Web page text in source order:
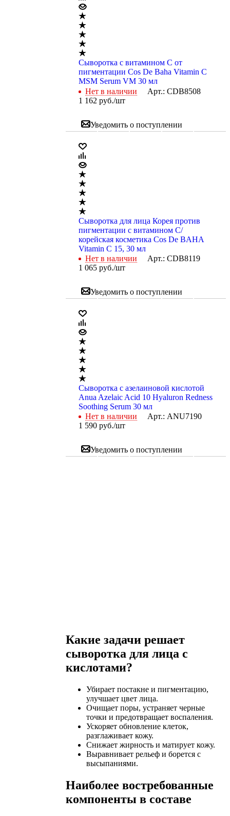
Сыворотка с витамином C от
пигментации Cos De Baha Vitamin C
MSM Serum VM 30 мл
Нет в наличии
Арт.: CDB8508
1 162 руб./шт
Уведомить о поступлении
Сыворотка для лица Корея против
пигментации с витамином С/
корейская косметика Cos De BAHA
Vitamin C 15, 30 мл
Нет в наличии
Арт.: CDB8119
1 065 руб./шт
Уведомить о поступлении
Сыворотка с азелаиновой кислотой
Anua Azelaic Acid 10 Hyaluron Redness
Soothing Serum 30 мл
Нет в наличии
Арт.: ANU7190
1 590 руб./шт
Уведомить о поступлении
Какие задачи решает
сыворотка для лица с
кислотами?
Убирает постакне и пигментацию,
улучшает цвет лица.
Очищает поры, устраняет черные
точки и предотвращает воспаления.
Ускоряет обновление клеток,
разглаживает кожу.
Снижает жирность и матирует кожу.
Выравнивает рельеф и борется с
высыпаниями.
Наиболее востребованные
компоненты в составе